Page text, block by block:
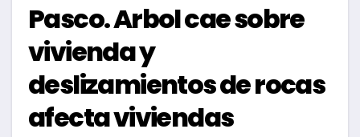
Pasco. Arbol cae sobre
vivienda y
deslizamientos de rocas
afecta viviendas